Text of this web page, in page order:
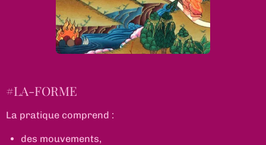
#LA-FORME
La pratique comprend : ​
des mouvements,